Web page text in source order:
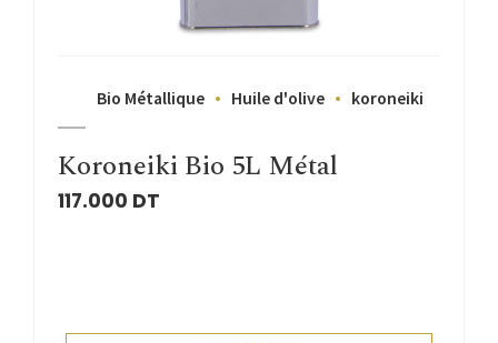
Bio Métallique Huile d'olive koroneiki
Koroneiki Bio 5L Métal
117.000 DT